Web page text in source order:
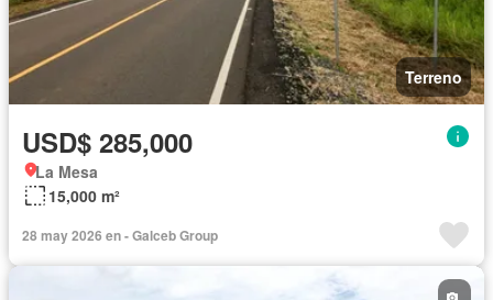
Terreno
USD$ 285,000
La Mesa
15,000 m²
28 may 2026 en - Galceb Group